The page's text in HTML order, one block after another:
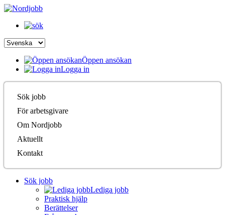
Öppen ansökan
Logga in
Sök jobb
För arbetsgivare
Om Nordjobb
Aktuellt
Kontakt
Sök jobb
Lediga jobb
Praktisk hjälp
Berättelser